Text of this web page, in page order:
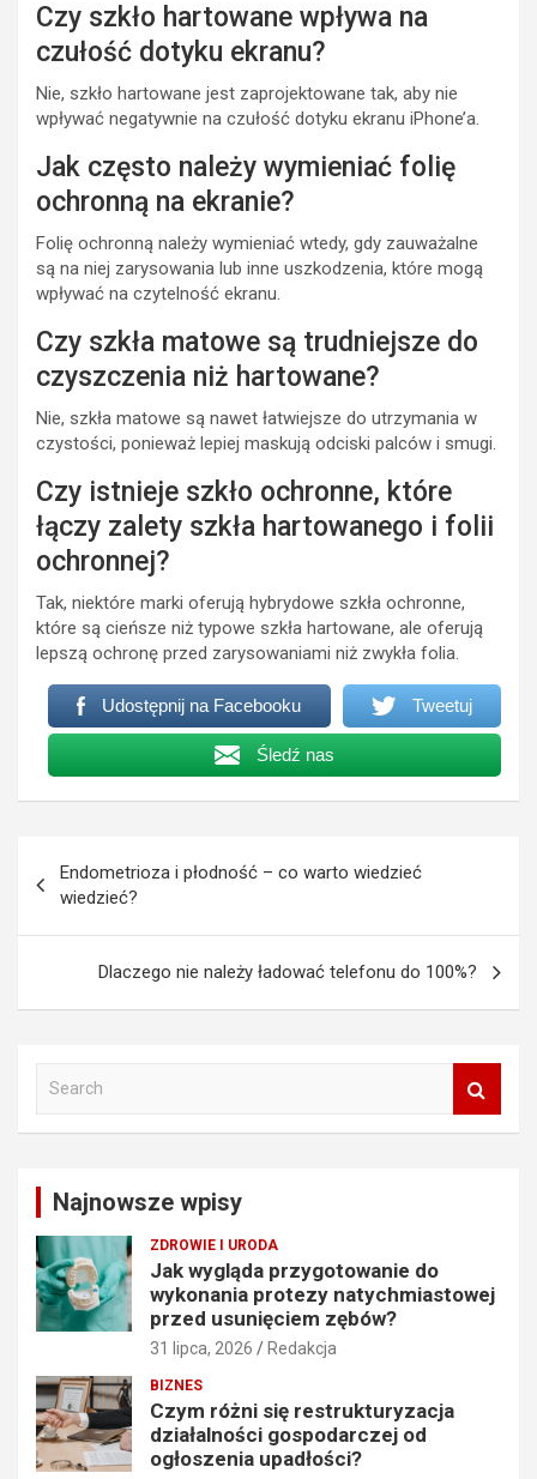
Czy szkło hartowane wpływa na
czułość dotyku ekranu?
Nie, szkło hartowane jest zaprojektowane tak, aby nie
wpływać negatywnie na czułość dotyku ekranu iPhone’a.
Jak często należy wymieniać folię
ochronną na ekranie?
Folię ochronną należy wymieniać wtedy, gdy zauważalne
są na niej zarysowania lub inne uszkodzenia, które mogą
wpływać na czytelność ekranu.
Czy szkła matowe są trudniejsze do
czyszczenia niż hartowane?
Nie, szkła matowe są nawet łatwiejsze do utrzymania w
czystości, ponieważ lepiej maskują odciski palców i smugi.
Czy istnieje szkło ochronne, które
łączy zalety szkła hartowanego i folii
ochronnej?
Tak, niektóre marki oferują hybrydowe szkła ochronne,
które są cieńsze niż typowe szkła hartowane, ale oferują
lepszą ochronę przed zarysowaniami niż zwykła folia.
Udostępnij na Facebooku Tweetuj
Śledź nas
wpisu
Endometrioza i płodność – co warto wiedzieć
wiedzieć?
Dlaczego nie należy ładować telefonu do 100%?
Najnowsze wpisy
ZDROWIE I URODA
Jak wygląda przygotowanie do
wykonania protezy natychmiastowej
przed usunięciem zębów?
31 lipca, 2026 Redakcja
BIZNES
Czym różni się restrukturyzacja
działalności gospodarczej od
ogłoszenia upadłości?